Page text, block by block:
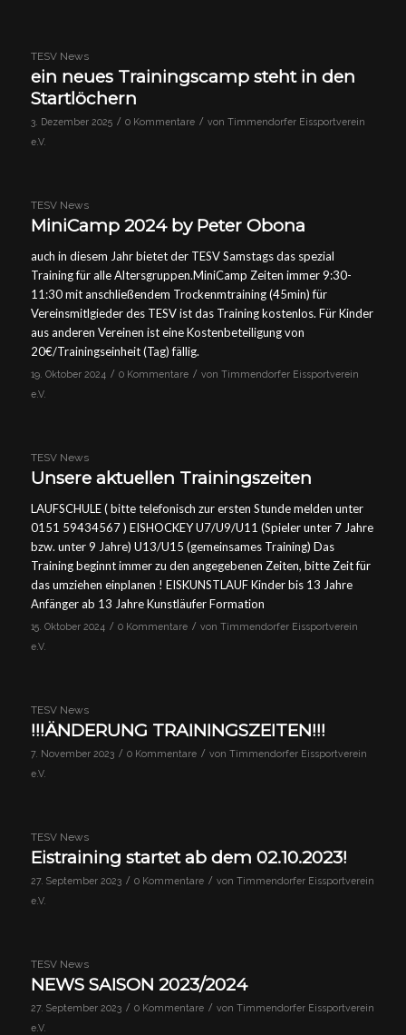
TESV News
ein neues Trainingscamp steht in den
Startlöchern
3. Dezember 2025 / 0 Kommentare / von Timmendorfer Eissportverein
e.V.
TESV News
MiniCamp 2024 by Peter Obona
auch in diesem Jahr bietet der TESV Samstags das spezial
Training für alle Altersgruppen.MiniCamp Zeiten immer 9:30-
11:30 mit anschließendem Trockenmtraining (45min) für
Vereinsmitlgieder des TESV ist das Training kostenlos. Für Kinder
aus anderen Vereinen ist eine Kostenbeteiligung von
20€/Trainingseinheit (Tag) fällig.
19. Oktober 2024 / 0 Kommentare / von Timmendorfer Eissportverein
e.V.
TESV News
Unsere aktuellen Trainingszeiten
LAUFSCHULE ( bitte telefonisch zur ersten Stunde melden unter
0151 59434567 ) EISHOCKEY U7/U9/U11 (Spieler unter 7 Jahre
bzw. unter 9 Jahre) U13/U15 (gemeinsames Training) Das
Training beginnt immer zu den angegebenen Zeiten, bitte Zeit für
das umziehen einplanen ! EISKUNSTLAUF Kinder bis 13 Jahre
Anfänger ab 13 Jahre Kunstläufer Formation
15. Oktober 2024 / 0 Kommentare / von Timmendorfer Eissportverein
e.V.
TESV News
!!!ÄNDERUNG TRAININGSZEITEN!!!
7. November 2023 / 0 Kommentare / von Timmendorfer Eissportverein
e.V.
TESV News
Eistraining startet ab dem 02.10.2023!
27. September 2023 / 0 Kommentare / von Timmendorfer Eissportverein
e.V.
TESV News
NEWS SAISON 2023/2024
27. September 2023 / 0 Kommentare / von Timmendorfer Eissportverein
e.V.